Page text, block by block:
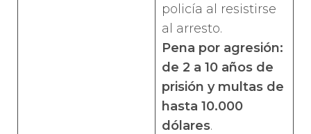
policía al resistirse
al arresto.
Pena por agresión:
de 2 a 10 años de
prisión y multas de
hasta 10.000
dólares.